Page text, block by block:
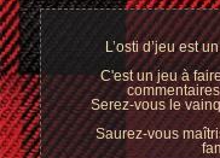
L’osti d’jeu est
C'est un jeu à
Serez-vous le
Saurez-vous